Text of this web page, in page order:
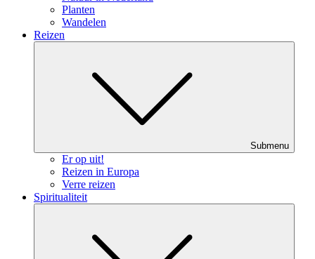
Planten
Wandelen
Reizen
Submenu
Er op uit!
Reizen in Europa
Verre reizen
Spiritualiteit